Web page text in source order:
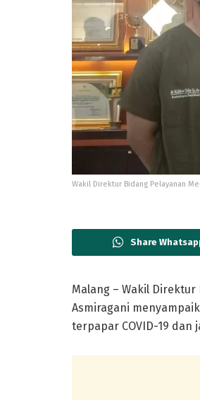
Wakil Direktur Bidang Pelayanan
Share
Malang – Wakil
Asmiragani
terpapar COVID-19